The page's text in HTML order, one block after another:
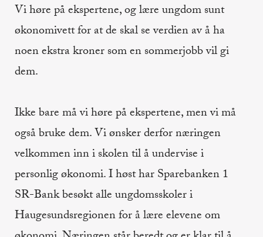
Vi høre på ekspertene, og lære ungdom sunt
økonomivett for at de skal se verdien av å ha
noen ekstra kroner som en sommerjobb vil gi
dem.
Ikke bare må vi høre på ekspertene, men vi må
også bruke dem. Vi ønsker derfor næringen
velkommen inn i skolen til å undervise i
personlig økonomi. I høst har Sparebanken 1
SR-Bank besøkt alle ungdomsskoler i
Haugesundsregionen for å lære elevene om